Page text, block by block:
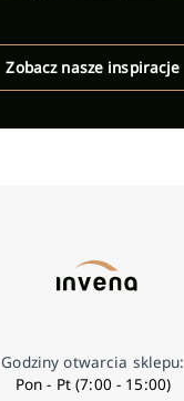
Zobacz nasze inspiracje
Godziny otwarcia sklepu:
Pon - Pt (7:00 - 15:00)